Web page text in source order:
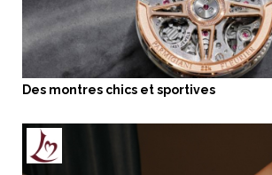
Des montres chics et sportives